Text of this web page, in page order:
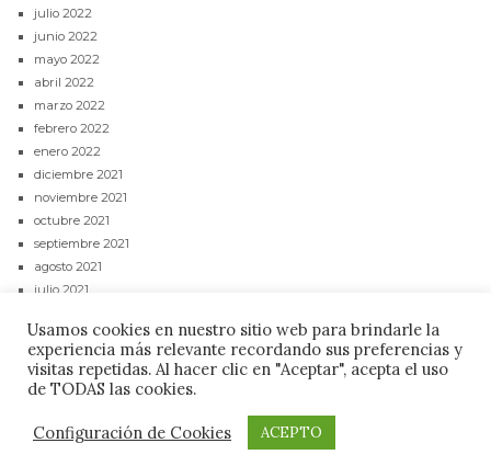
julio 2022
junio 2022
mayo 2022
abril 2022
marzo 2022
febrero 2022
enero 2022
diciembre 2021
noviembre 2021
octubre 2021
septiembre 2021
agosto 2021
julio 2021
mayo 2021
abril 2021
POLÍTICA DE PRIVACIDAD AVISO LEGAL
Usamos cookies en nuestro sitio web para brindarle la
experiencia más relevante recordando sus preferencias y
visitas repetidas. Al hacer clic en "Aceptar", acepta el uso
de TODAS las cookies.
Configuración de Cookies ACEPTO